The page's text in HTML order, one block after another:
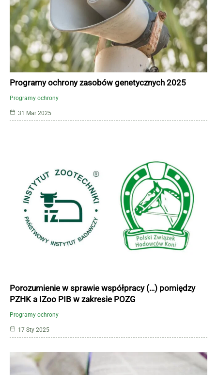
Programy ochrony
Programy ochrony zasobów genetycznych 2025
31 Mar 2025
Programy ochrony
Porozumienie w sprawie współpracy (…) pomiędzy
PZHK a IZoo PIB w zakresie POZG
17 Sty 2025